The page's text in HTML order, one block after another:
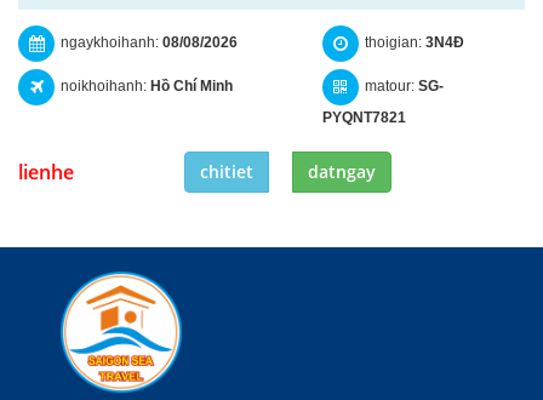
ngaykhoihanh: 08/08/2026
noikhoihanh: Hồ Chí Minh
thoigian: 3N4Đ
matour: SG-
PYQNT7821
lienhe chitiet datngay